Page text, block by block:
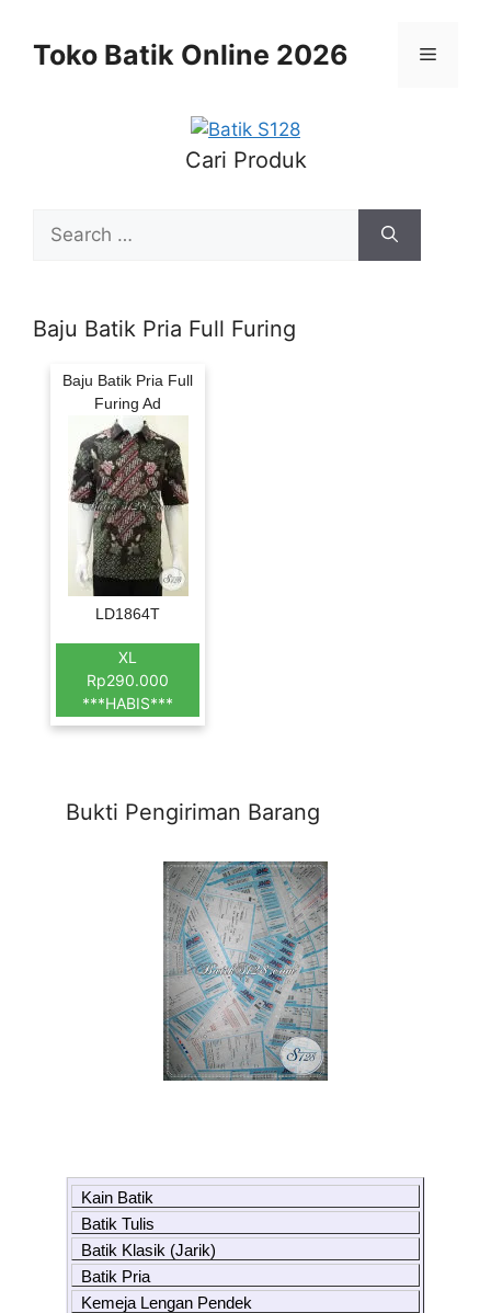
contentToko Batik Online 2026 Menu
Cari Produk
for:
Baju Batik Pria Full Furing
Baju Batik Pria Full
Furing Ad
LD1864T
XL
Rp290.000
***HABIS***
Bukti Pengiriman Barang
Kain Batik
Batik Tulis
Batik Klasik (Jarik)
Batik Pria
Kemeja Lengan Pendek